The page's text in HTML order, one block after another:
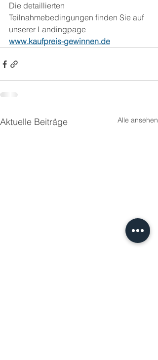
Die detaillierten
Teilnahmebedingungen finden Sie auf
unserer Landingpage
www.kaufpreis-gewinnen.de
Aktuelle Beiträge Alle ansehen